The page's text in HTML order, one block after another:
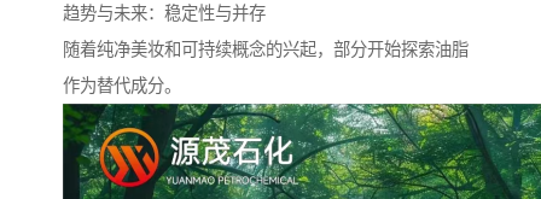
趋势与未来：稳定性与并存
随着纯净美妆和可持续概念的兴起，部分开始探索油脂
作为替代成分。